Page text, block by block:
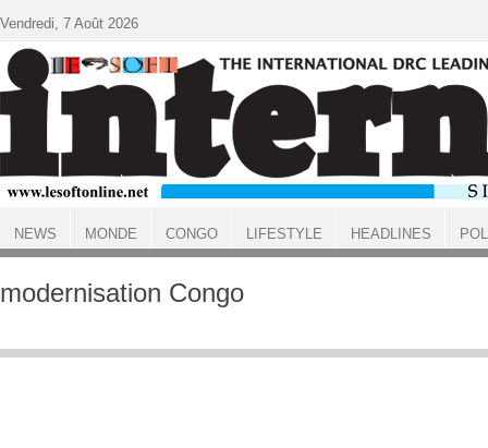
ACCUEIL
modernisation Congo
Vendredi, 7 Août 2026
NEWS MONDE CONGO LIFESTYLE HEADLINES